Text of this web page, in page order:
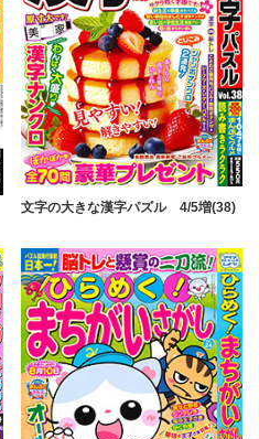
文字の大きな漢字パズル 4/5増(38)